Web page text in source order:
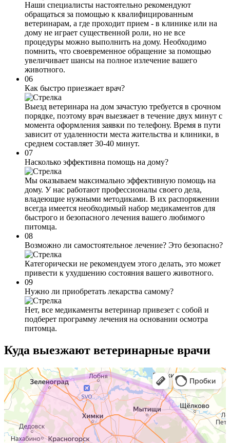
Наши специалисты настоятельно рекомендуют
обращаться за помощью к квалифицированным
ветеринарам, а где проходит прием - в клинике или на
дому не играет существенной роли, но не все
процедуры можно выполнить на дому. Необходимо
помнить, что своевременное обращение за помощью
увеличивает шансы на полное излечение вашего
животного.
06
Как быстро приезжает врач?
Выезд ветеринара на дом зачастую требуется в срочном
порядке, поэтому врач выезжает в течение двух минут с
момента оформления заявки по телефону. Время в пути
зависит от удаленности места жительства и клиники, в
среднем составляет 30-40 минут.
07
Насколько эффективна помощь на дому?
Мы оказываем максимально эффективную помощь на
дому. У нас работают профессионалы своего дела,
владеющие нужными методиками. В их распоряжении
всегда имеется необходимый набор медикаментов для
быстрого и безопасного лечения вашего любимого
питомца.
08
Возможно ли самостоятельное лечение? Это безопасно?
Категорически не рекомендуем этого делать, это может
привести к ухудшению состояния вашего животного.
09
Нужно ли приобретать лекарства самому?
Нет, все медикаменты ветеринар привезет с собой и
подберет программу лечения на основании осмотра
питомца.
Куда выезжают ветеринарные врачи